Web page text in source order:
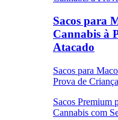
Sacos para
Cannabis à
Atacado
Sacos para
Prova de
Sacos Premium
Cannabis com